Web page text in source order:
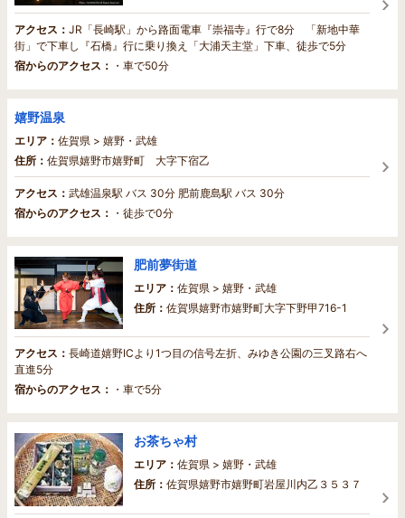
アクセス： JR「長崎駅」から路面電車『崇福寺』行で8分 「新地中華
街」で下車し『石橋』行に乗り換え「大浦天主堂」下車、徒歩で5分
宿からのアクセス： ・車で50分
嬉野温泉
エリア： 佐賀県 > 嬉野・武雄
住所： 佐賀県嬉野市嬉野町 大字下宿乙
アクセス： 武雄温泉駅 バス 30分 肥前鹿島駅 バス 30分
宿からのアクセス： ・徒歩で0分
肥前夢街道
エリア： 佐賀県 > 嬉野・武雄
住所： 佐賀県嬉野市嬉野町大字下野甲716-1
アクセス： 長崎道嬉野ICより1つ目の信号左折、みゆき公園の三叉路右へ
直進5分
宿からのアクセス： ・車で5分
お茶ちゃ村
エリア： 佐賀県 > 嬉野・武雄
住所： 佐賀県嬉野市嬉野町岩屋川内乙３５３７